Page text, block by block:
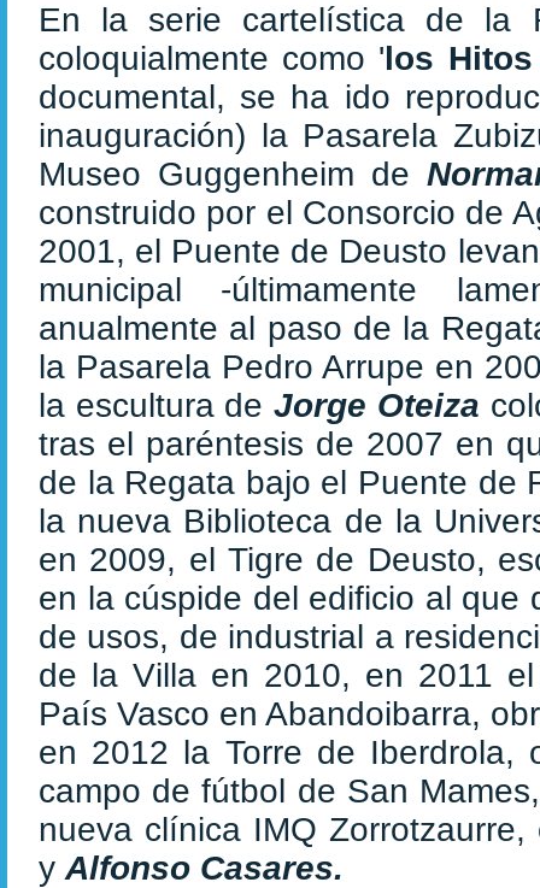
En la serie cartelística de la
coloquialmente como 'los
documental, se ha ido
inauguración) la Pasarela
Museo Guggenheim de
construido por el Consorcio de
2001, el Puente de Deusto
municipal -últimamente
anualmente al paso de la
la Pasarela Pedro Arrupe en
la escultura deJorge Oteiza
tras el paréntesis de 2007 en
de la Regata bajo el Puente de
la nueva Biblioteca de la
en 2009, el Tigre de Deusto,
en la cúspide del edificio al que
de usos, de industrial a
de la Villa en 2010, en 2011
País Vasco en Abandoibarra,
en 2012 la Torre de
campo de fútbol de San
nueva clínica IMQ
y Alfonso Casares.